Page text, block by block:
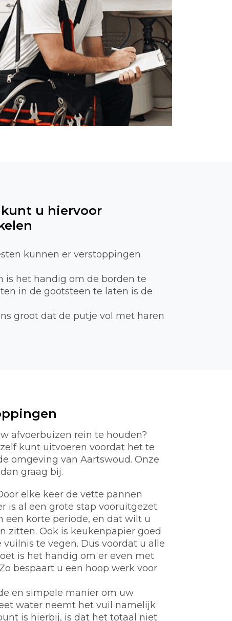
u hiervoor
kunnen er verstoppingen
is het handig om de borden te
in de gootsteen te laten is de
groot dat de putje vol met haren
afvoerbuizen rein te houden?
kunt uitvoeren voordat het te
omgeving van Aartswoud. Onze
graag bij.
elke keer de vette pannen
is al een grote stap vooruitgezet.
een korte periode, en dat wilt u
zitten. Ook is keukenpapier goed
te vegen. Dus voordat u alle
is het handig om er even met
bespaart u een hoop werk voor
en simpele manier om uw
water neemt het vuil namelijk
is hierbij, is dat het totaal niet